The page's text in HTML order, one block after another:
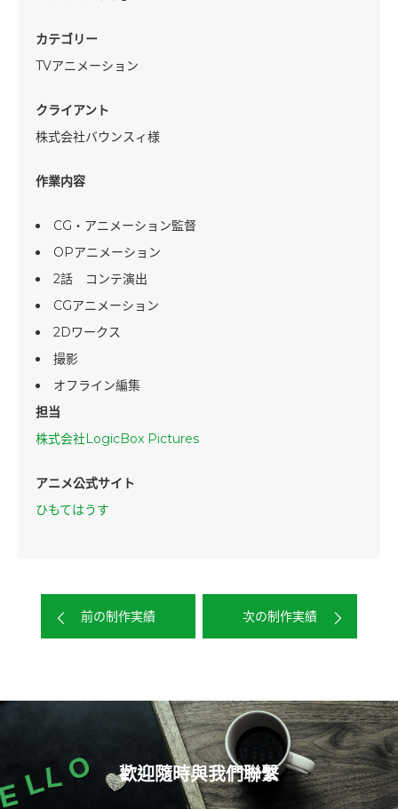
カテゴリー
TVアニメーション
クライアント
株式会社バウンスィ様
作業内容
CG・アニメーション監督
OPアニメーション
2話 コンテ演出
CGアニメーション
2Dワークス
撮影
オフライン編集
担当
株式会社LogicBox Pictures
アニメ公式サイト
ひもてはうす
前の制作実績 次の制作実績
歡迎隨時與我們聯繫